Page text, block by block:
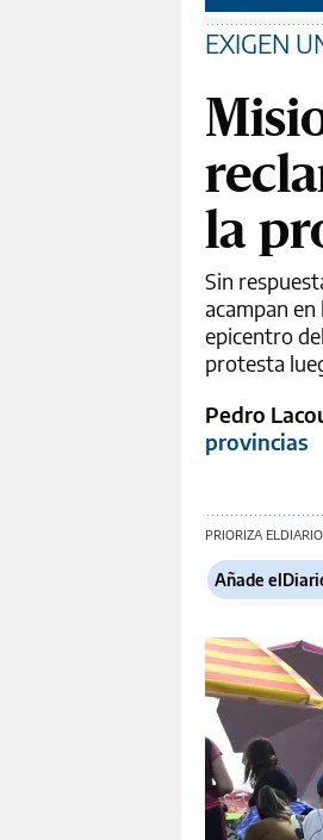
EXIGEN
la
Sin
acampan
epicentro
protesta
Pedro
provincias
PRIORIZA
Añade